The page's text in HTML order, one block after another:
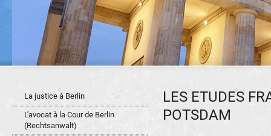
La justice à Berlin
L'avocat à la Cour de Berlin
(Rechtsanwalt)
LES ETUDES
POTSDAM